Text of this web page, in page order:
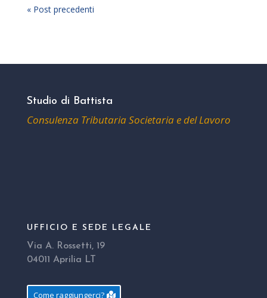
« Post precedenti
Studio di Battista
Consulenza Tributaria Societaria e del Lavoro
UFFICIO E SEDE LEGALE
Via A. Rossetti, 19
04011 Aprilia LT
Come raggiungerci?